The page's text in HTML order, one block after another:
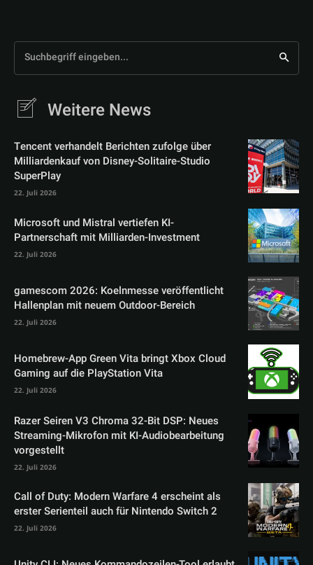
Suchbegriff eingeben...
Weitere News
Tencent verhandelt Berichten zufolge über
Milliardenkauf von Disney-Solitaire-Studio
SuperPlay
22. Juli 2026
Microsoft und Mistral vertiefen KI-
Partnerschaft mit Milliarden-Investment
22. Juli 2026
gamescom 2026: Koelnmesse veröffentlicht
Hallenplan mit neuem Outdoor-Bereich
22. Juli 2026
Homebrew-App Green Vita bringt Xbox Cloud
Gaming auf die PlayStation Vita
22. Juli 2026
Razer Seiren V3 Chroma 32-Bit DSP: Neues
Streaming-Mikrofon mit KI-Audiobearbeitung
vorgestellt
22. Juli 2026
Call of Duty: Modern Warfare 4 erscheint als
erster Serienteil auch für Nintendo Switch 2
22. Juli 2026